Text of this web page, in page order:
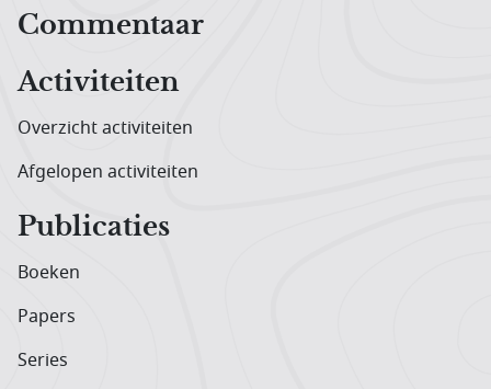
Hoofdnavigatiemenu
Commentaar
Activiteiten
Overzicht activiteiten
Afgelopen activiteiten
Publicaties
Boeken
Papers
Series